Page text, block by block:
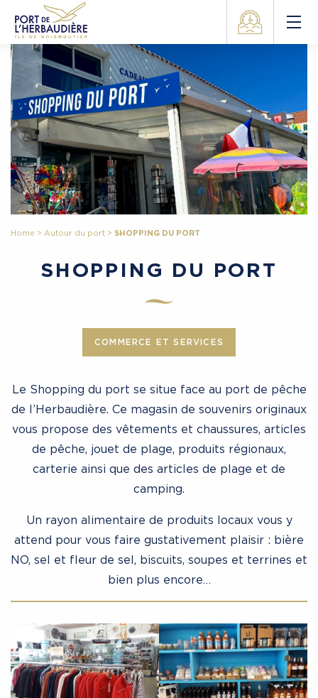
Home > Autour du port > SHOPPING DU PORT
SHOPPING DU PORT
COMMERCE ET SERVICES
Le Shopping du port se situe face au port de pêche
de l’Herbaudière. Ce magasin de souvenirs originaux
vous propose des vêtements et chaussures, articles
de pêche, jouet de plage, produits régionaux,
carterie ainsi que des articles de plage et de
camping.
Un rayon alimentaire de produits locaux vous y
attend pour vous faire gustativement plaisir : bière
NO, sel et fleur de sel, biscuits, soupes et terrines et
bien plus encore…